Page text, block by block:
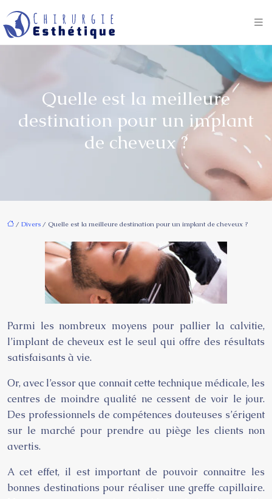
Quelle est la meilleure
destination pour un implant
de cheveux ?
/ Divers / Quelle est la meilleure destination pour un implant de cheveux ?
Parmi les nombreux moyens pour pallier la calvitie,
l’implant de cheveux est le seul qui offre des résultats
satisfaisants à vie.
Or, avec l’essor que connait cette technique médicale, les
centres de moindre qualité ne cessent de voir le jour.
Des professionnels de compétences douteuses s’érigent
sur le marché pour prendre au piège les clients non
avertis.
A cet effet, il est important de pouvoir connaitre les
bonnes destinations pour réaliser une greffe capillaire.